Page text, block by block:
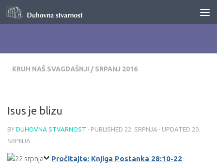
Skip to content
KRUH NAŠ SVAGDAŠNJI / SRPANJ 2016
Isus je blizu
BY DUHOVNA STVARNOST · PUBLISHED 22. SRPNJA · UPDATED 20.
SRPNJA
Pročitajte: Knjiga Postanka 28:10-22